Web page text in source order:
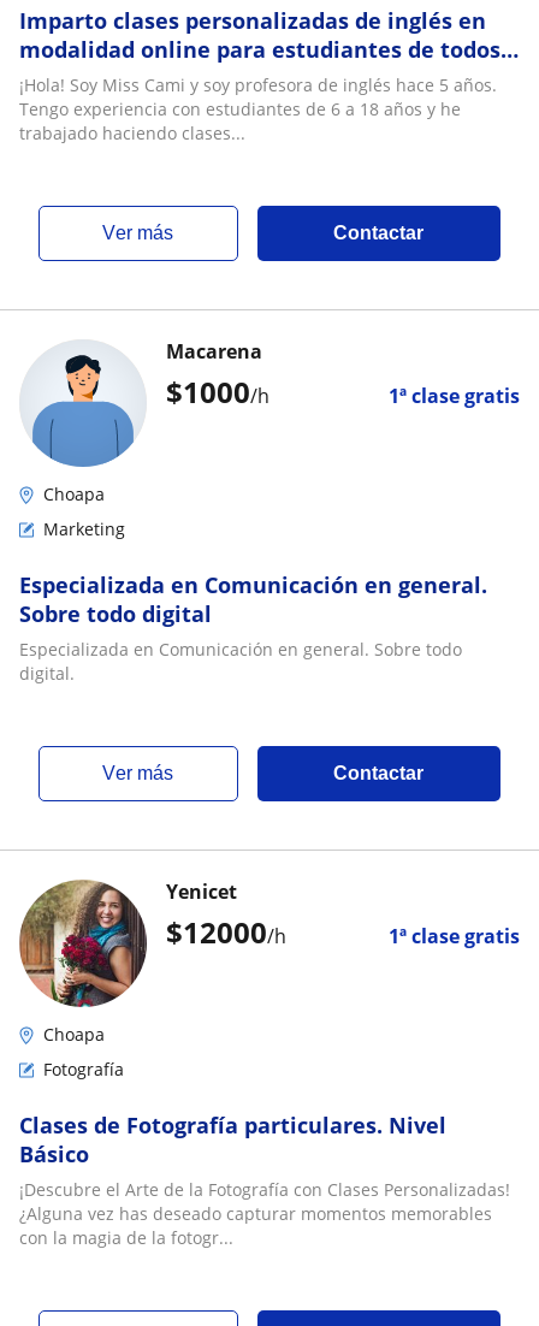
Imparto clases personalizadas de inglés en
modalidad online para estudiantes de todos
los niveles y también para adultos
¡Hola! Soy Miss Cami y soy profesora de inglés hace 5 años.
Tengo experiencia con estudiantes de 6 a 18 años y he
trabajado haciendo clases...
ver más Contactar
$1000/h 1ª clase gratis
Macarena
Choapa
Marketing
Especializada en Comunicación en general.
Sobre todo digital
Especializada en Comunicación en general. Sobre todo
digital.
ver más Contactar
$12000/h 1ª clase gratis
Yenicet
Choapa
Fotografía
Clases de Fotografía particulares. Nivel
Básico
¡Descubre el Arte de la Fotografía con Clases Personalizadas!
¿Alguna vez has deseado capturar momentos memorables
con la magia de la fotogr...